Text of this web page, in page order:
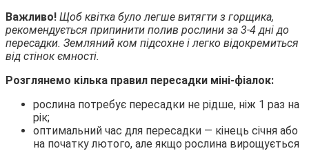
Важливо! Щоб квітка було легше витягти з горщика,
рекомендується припинити полив рослини за 3-4 дні до
пересадки. Земляний ком підсохне і легко відокремиться
від стінок ємності.
Розглянемо кілька правил пересадки міні-фіалок:
рослина потребує пересадки не рідше, ніж 1 раз на
рік;
оптимальний час для пересадки — кінець січня або
на початку лютого, але якщо рослина вирощується